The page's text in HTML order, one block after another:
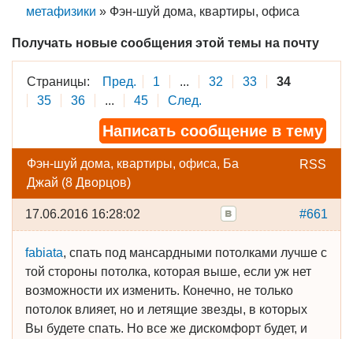
метафизики » Фэн-шуй дома, квартиры, офиса
Получать новые сообщения этой темы на почту
Страницы: Пред. 1 ... 32 33
34
35
36 ... 45 След.
Написать сообщение в тему
RSS
Фэн-шуй дома, квартиры, офиса, Ба
Джай (8 Дворцов)
#661
17.06.2016 16:28:02
fabiata, спать под мансардными потолками лучше с
той стороны потолка, которая выше, если уж нет
возможности их изменить. Конечно, не только
потолок влияет, но и летящие звезды, в которых
Вы будете спать. Но все же дискомфорт будет, и